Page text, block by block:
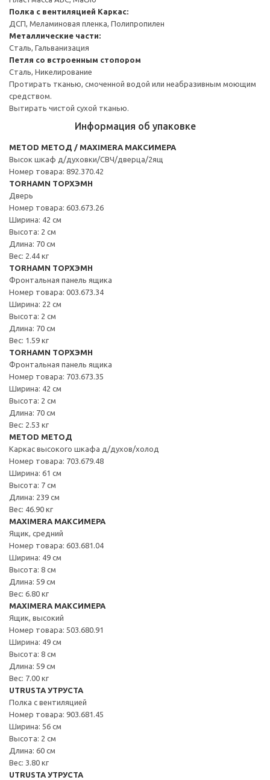
Полка с вентиляцией Каркас:
ДСП, Меламиновая пленка, Полипропилен
Металлические части:
Сталь, Гальванизация
Петля со встроенным стопором
Сталь, Никелирование
Протирать тканью, смоченной водой или неабразивным моющим
средством.
Вытирать чистой сухой тканью.
Информация об упаковке
METOD МЕТОД / MAXIMERA МАКСИМЕРА
Высок шкаф д/духовки/СВЧ/дверца/2ящ
Номер товара: 892.370.42
TORHAMN ТОРХЭМН
Дверь
Номер товара: 603.673.26
Ширина: 42 см
Высота: 2 см
Длина: 70 см
Вес: 2.44 кг
TORHAMN ТОРХЭМН
Фронтальная панель ящика
Номер товара: 003.673.34
Ширина: 22 см
Высота: 2 см
Длина: 70 см
Вес: 1.59 кг
TORHAMN ТОРХЭМН
Фронтальная панель ящика
Номер товара: 703.673.35
Ширина: 42 см
Высота: 2 см
Длина: 70 см
Вес: 2.53 кг
METOD МЕТОД
Каркас высокого шкафа д/духов/холод
Номер товара: 703.679.48
Ширина: 61 см
Высота: 7 см
Длина: 239 см
Вес: 46.90 кг
MAXIMERA МАКСИМЕРА
Ящик, средний
Номер товара: 603.681.04
Ширина: 49 см
Высота: 8 см
Длина: 59 см
Вес: 6.80 кг
MAXIMERA МАКСИМЕРА
Ящик, высокий
Номер товара: 503.680.91
Ширина: 49 см
Высота: 8 см
Длина: 59 см
Вес: 7.00 кг
UTRUSTA УТРУСТА
Полка с вентиляцией
Номер товара: 903.681.45
Ширина: 56 см
Высота: 2 см
Длина: 60 см
Вес: 3.80 кг
UTRUSTA УТРУСТА